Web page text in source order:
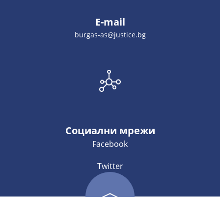
E-mail
burgas-as@justice.bg
Социални мрежи
Facebook
Twitter